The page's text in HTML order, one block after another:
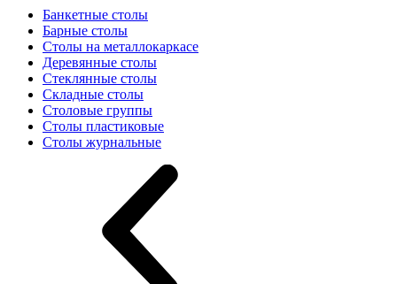
Банкетные столы
Барные столы
Столы на металлокаркасе
Деревянные столы
Стеклянные столы
Складные столы
Столовые группы
Столы пластиковые
Столы журнальные